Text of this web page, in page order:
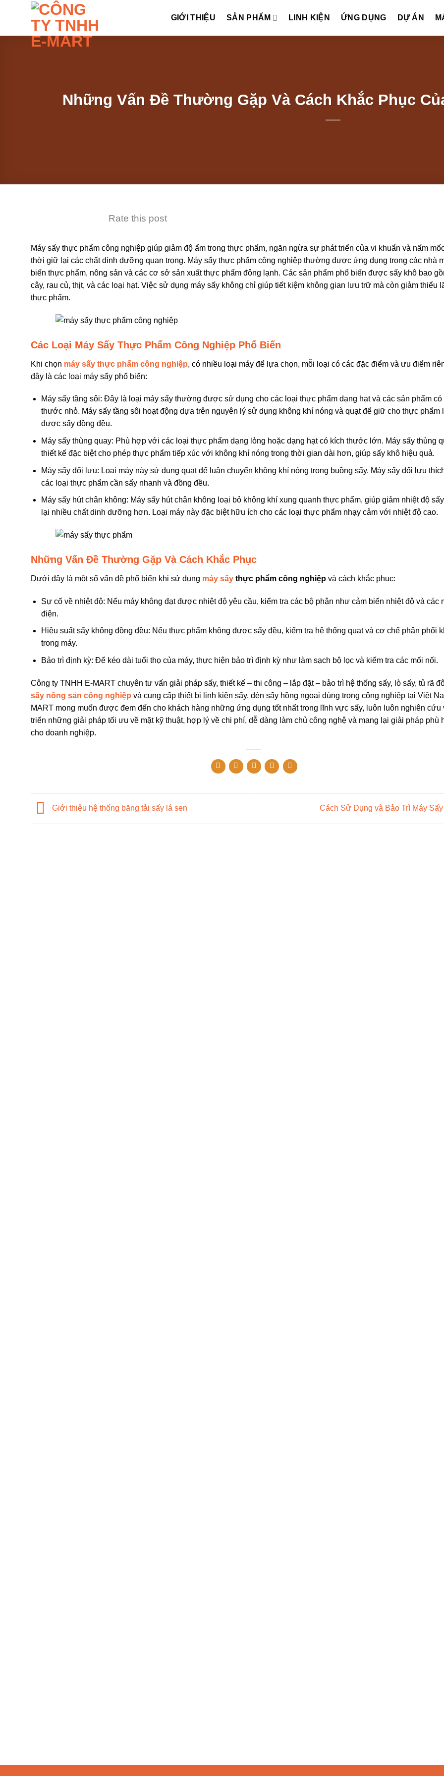
GIỚI THIỆU SẢN PHẨM LINH KIỆN ỨNG DỤNG DỰ ÁN
Những Vấn Đề Thường Gặp Và Cách Khắc Phục
Rate this post
Máy sấy thực phẩm công nghiệp giúp giảm độ ẩm trong thực phẩm, ngăn ngừa sự phát triển của vi khuẩn và nấm
thời giữ lại các chất dinh dưỡng quan trọng. Máy sấy thực phẩm công nghiệp thường được ứng dụng trong các nhà
biến thực phẩm, nông sản và các cơ sở sản xuất thực phẩm đông lạnh. Các sản phẩm phổ biến được sấy khô bao
cây, rau củ, thịt, và các loại hạt. Việc sử dụng máy sấy không chỉ giúp tiết kiệm không gian lưu trữ mà còn giảm thiểu
thực phẩm.
Các Loại Máy Sấy Thực Phẩm Công Nghiệp Phổ Biến
Khi chọn máy sấy thực phẩm công nghiệp, có nhiều loại máy để lựa chọn, mỗi loại có các đặc điểm và ưu điểm
đây là các loại máy sấy phổ biến:
Máy sấy tầng sôi: Đây là loại máy sấy thường được sử dụng cho các loại thực phẩm dạng hạt và các sản phẩm có
thước nhỏ. Máy sấy tầng sôi hoạt động dựa trên nguyên lý sử dụng không khí nóng và quạt để giữ cho thực phẩm
được sấy đồng đều.
Máy sấy thùng quay: Phù hợp với các loại thực phẩm dạng lỏng hoặc dạng hạt có kích thước lớn. Máy sấy thùng
thiết kế đặc biệt cho phép thực phẩm tiếp xúc với không khí nóng trong thời gian dài hơn, giúp sấy khô hiệu quả.
Máy sấy đối lưu: Loại máy này sử dụng quạt để luân chuyển không khí nóng trong buồng sấy. Máy sấy đối lưu
các loại thực phẩm cần sấy nhanh và đồng đều.
Máy sấy hút chân không: Máy sấy hút chân không loại bỏ không khí xung quanh thực phẩm, giúp giảm nhiệt độ
lại nhiều chất dinh dưỡng hơn. Loại máy này đặc biệt hữu ích cho các loại thực phẩm nhạy cảm với nhiệt độ cao.
Những Vấn Đề Thường Gặp Và Cách Khắc Phục
Dưới đây là một số vấn đề phổ biến khi sử dụng máy sấy thực phẩm công nghiệp và cách khắc phục:
Sự cố về nhiệt độ: Nếu máy không đạt được nhiệt độ yêu cầu, kiểm tra các bộ phận như cảm biến nhiệt độ và các
điện.
Hiệu suất sấy không đồng đều: Nếu thực phẩm không được sấy đều, kiểm tra hệ thống quạt và cơ chế phân phối
trong máy.
Bảo trì định kỳ: Để kéo dài tuổi thọ của máy, thực hiện bảo trì định kỳ như làm sạch bộ lọc và kiểm tra các mối nối.
Công ty TNHH E-MART chuyên tư vấn giải pháp sấy, thiết kế – thi công – lắp đặt – bảo trì hệ thống sấy, lò sấy, tủ rã
sấy nông sản công nghiệp và cung cấp thiết bị linh kiện sấy, đèn sấy hồng ngoại dùng trong công nghiệp tại Việt
MART mong muốn được đem đến cho khách hàng những ứng dụng tốt nhất trong lĩnh vực sấy, luôn luôn nghiên cứu
triển những giải pháp tối ưu về mặt kỹ thuật, hợp lý về chi phí, dễ dàng làm chủ công nghệ và mang lại giải pháp phù
cho doanh nghiệp.
Giới thiệu hệ thống băng tải sấy lá sen Cách Sử Dụng và Bảo Trì Máy